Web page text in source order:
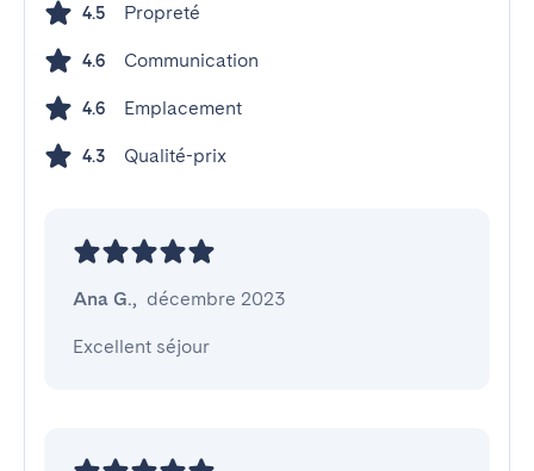
4.5 Propreté
4.6 Communication
4.6 Emplacement
4.3 Qualité-prix
Ana G., décembre 2023
Excellent séjour